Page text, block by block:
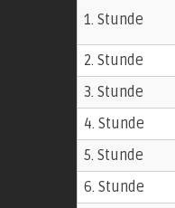
1. Stunde
2. Stunde
3. Stunde
4. Stunde
5. Stunde
6. Stunde